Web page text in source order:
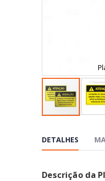
o
início
de
DETALHES
Descrição da